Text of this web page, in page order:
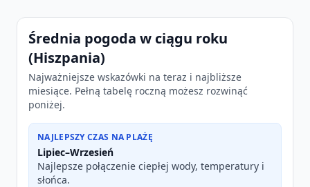
Średnia pogoda w ciągu roku
(Hiszpania)
Najważniejsze wskazówki na teraz i najbliższe
miesiące. Pełną tabelę roczną możesz rozwinąć
poniżej.
NAJLEPSZY CZAS NA PLAŻĘ
Lipiec–Wrzesień
Najlepsze połączenie ciepłej wody, temperatury i
słońca.